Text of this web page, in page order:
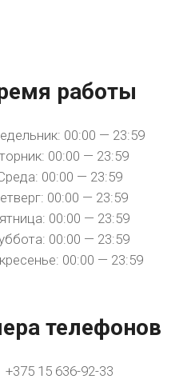
работы
00:00 — 23:59
00:00 — 23:59
00:00 — 23:59
00:00 — 23:59
00:00 — 23:59
00:00 — 23:59
00:00 — 23:59
телефонов
+375 15 636-92-33